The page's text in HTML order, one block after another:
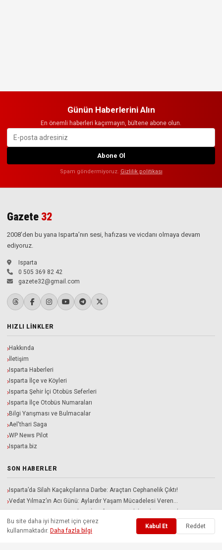
Günün Haberlerini Alın
En önemli haberleri kaçırmayın, bültene abone olun.
Abone Ol
Spam göndermiyoruz. Gizlilik politikası
Gazete 32
2008’den bu yana Isparta’nın sesi, hafızası ve vicdanı olmaya devam
ediyoruz.
Isparta
0 505 369 82 42
gazete32@gmail.com
HIZLI LINKLER
Hakkında
İletişim
Isparta Haberleri
Isparta İlçe ve Köyleri
Isparta Şehir İçi Otobüs Seferleri
Isparta İlçe Otobüs Numaraları
Bilgi Yarışması ve Bulmacalar
Ael'thari Saga
WP News Pilot
Isparta.biz
SON HABERLER
Isparta’da Silah Kaçakçılarına Darbe: Araçtan Cephanelik Çıktı!
Vedat Yılmaz’ın Acı Günü: Aylardır Yaşam Mücadelesi Veren…
Karacaören Barajı Patronların İnsafına Mı Bırakılacak? ITSO Adayı…
Davraz Kampında Sıcak Gelişme: Sakaryaspor İle Isparta 32…
Isparta Belediyesi ve İlçe Belediyelerinde Yeni Kadro Ayarı!…
Bu site daha iyi hizmet için çerez
kullanmaktadır. Daha fazla bilgi
Kabul Et Reddet